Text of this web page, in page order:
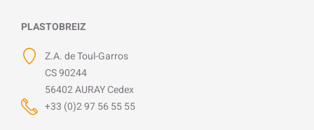
PLASTOBREIZ
Z.A. de Toul-Garros
CS 90244
56402 AURAY Cedex
+33 (0)2 97 56 55 55